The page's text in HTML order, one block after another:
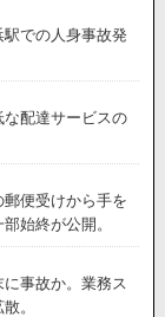
駅での人身事故発
な配達サービスの
郵便受けから手を
始終が公開。
に事故か。業務ス
。